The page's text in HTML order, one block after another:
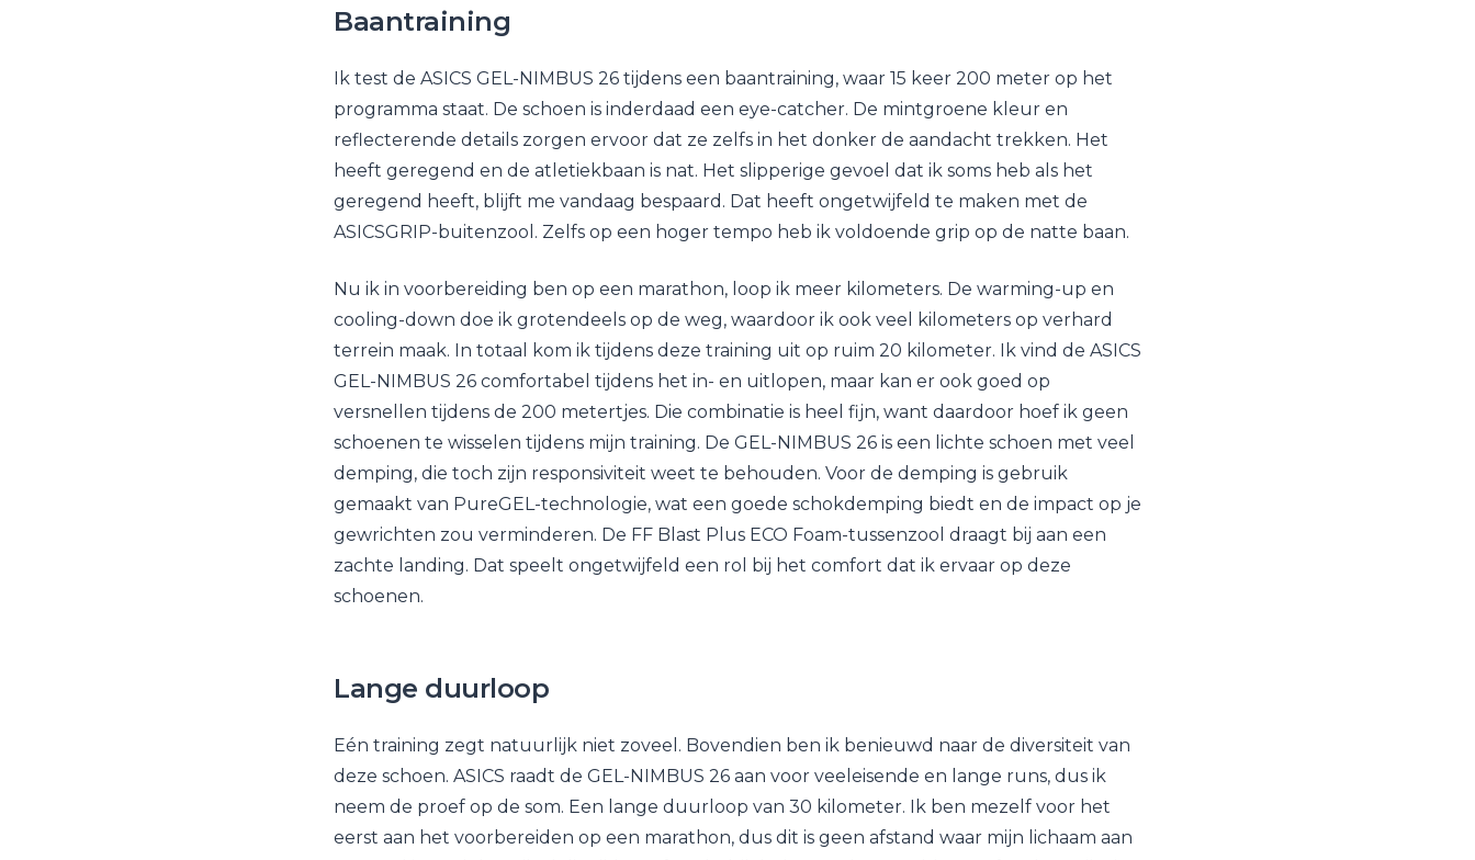
Baantraining
Ik test de ASICS GEL-NIMBUS 26 tijdens een baantraining, waar 15 keer 200 meter op het
programma staat. De schoen is inderdaad een eye-catcher. De mintgroene kleur en
reflecterende details zorgen ervoor dat ze zelfs in het donker de aandacht trekken. Het
heeft geregend en de atletiekbaan is nat. Het slipperige gevoel dat ik soms heb als het
geregend heeft, blijft me vandaag bespaard. Dat heeft ongetwijfeld te maken met de
ASICSGRIP-buitenzool. Zelfs op een hoger tempo heb ik voldoende grip op de natte baan.
Nu ik in voorbereiding ben op een marathon, loop ik meer kilometers. De warming-up en
cooling-down doe ik grotendeels op de weg, waardoor ik ook veel kilometers op verhard
terrein maak. In totaal kom ik tijdens deze training uit op ruim 20 kilometer. Ik vind de ASICS
GEL-NIMBUS 26 comfortabel tijdens het in- en uitlopen, maar kan er ook goed op
versnellen tijdens de 200 metertjes. Die combinatie is heel fijn, want daardoor hoef ik geen
schoenen te wisselen tijdens mijn training. De GEL-NIMBUS 26 is een lichte schoen met veel
demping, die toch zijn responsiviteit weet te behouden. Voor de demping is gebruik
gemaakt van PureGEL-technologie, wat een goede schokdemping biedt en de impact op je
gewrichten zou verminderen. De FF Blast Plus ECO Foam-tussenzool draagt bij aan een
zachte landing. Dat speelt ongetwijfeld een rol bij het comfort dat ik ervaar op deze
schoenen.
Lange duurloop
Eén training zegt natuurlijk niet zoveel. Bovendien ben ik benieuwd naar de diversiteit van
deze schoen. ASICS raadt de GEL-NIMBUS 26 aan voor veeleisende en lange runs, dus ik
neem de proef op de som. Een lange duurloop van 30 kilometer. Ik ben mezelf voor het
eerst aan het voorbereiden op een marathon, dus dit is geen afstand waar mijn lichaam aan